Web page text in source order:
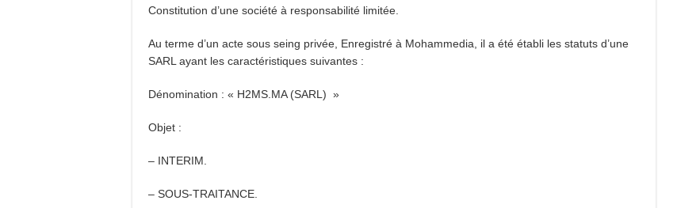
Constitution d’une société à responsabilité limitée.
Au terme d’un acte sous seing privée, Enregistré à Mohammedia, il a été établi les statuts d’une
SARL ayant les caractéristiques suivantes :
Dénomination : « H2MS.MA (SARL) »
Objet :
– INTERIM.
– SOUS-TRAITANCE.